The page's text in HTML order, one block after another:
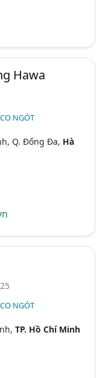
Hawa
NGÓT
Q. Đống Đa, Hà
NGÓT
TP. Hồ Chí Minh